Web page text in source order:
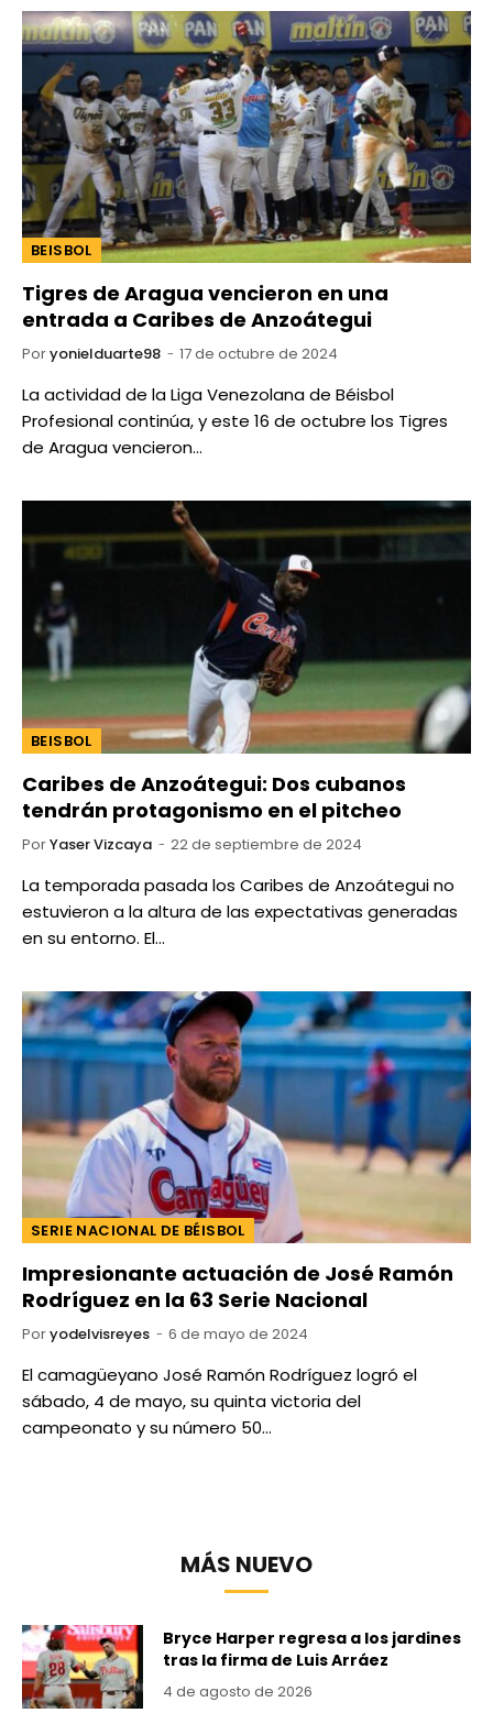
BEISBOL
Tigres de Aragua vencieron en una
entrada a Caribes de Anzoátegui
Poryonielduarte98 17 de octubre de 2024
La actividad de la Liga Venezolana de Béisbol
Profesional continúa, y este 16 de octubre los Tigres
de Aragua vencieron…
BEISBOL
Caribes de Anzoátegui: Dos cubanos
tendrán protagonismo en el pitcheo
PorYaser Vizcaya 22 de septiembre de 2024
La temporada pasada los Caribes de Anzoátegui no
estuvieron a la altura de las expectativas generadas
en su entorno. El…
SERIE NACIONAL DE BÉISBOL
Impresionante actuación de José Ramón
Rodríguez en la 63 Serie Nacional
Poryodelvisreyes 6 de mayo de 2024
El camagüeyano José Ramón Rodríguez logró el
sábado, 4 de mayo, su quinta victoria del
campeonato y su número 50…
MÁS NUEVO
Bryce Harper regresa a los jardines
tras la firma de Luis Arráez
4 de agosto de 2026